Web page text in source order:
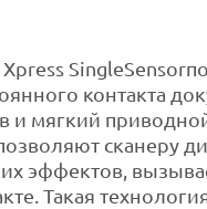
контакта
и мягкий
сканеру
эффектов,
Такая